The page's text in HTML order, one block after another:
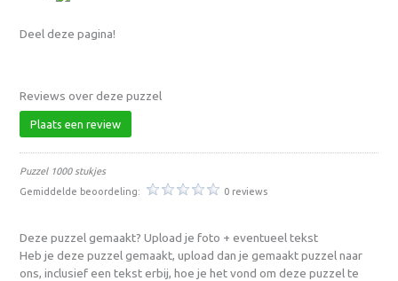
Deel deze pagina!
Reviews over deze puzzel
Plaats een review
Puzzel 1000 stukjes
Gemiddelde beoordeling:
0 reviews
Deze puzzel gemaakt? Upload je foto + eventueel tekst
Heb je deze puzzel gemaakt, upload dan je gemaakt puzzel naar
ons, inclusief een tekst erbij, hoe je het vond om deze puzzel te